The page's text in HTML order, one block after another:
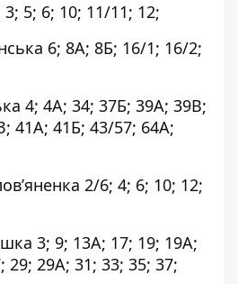
5; 6; 10; 11/11; 12;
6; 8А; 8Б; 16/1; 16/2;
4; 4А; 34; 37Б; 39А; 39В;
41А; 41Б; 43/57; 64А;
2/6; 4; 6; 10; 12;
3; 9; 13А; 17; 19; 19А;
29; 29А; 31; 33; 35; 37;